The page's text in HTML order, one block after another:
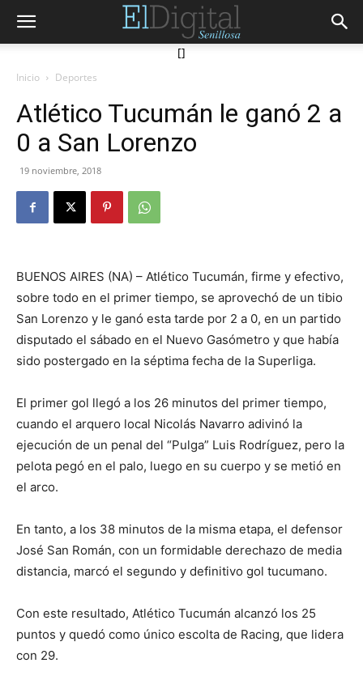
[]
Inicio Deportes
Atlético Tucumán le ganó 2 a
0 a San Lorenzo
19 noviembre, 2018
BUENOS AIRES (NA) – Atlético Tucumán, firme y efectivo,
sobre todo en el primer tiempo, se aprovechó de un tibio
San Lorenzo y le ganó esta tarde por 2 a 0, en un partido
disputado el sábado en el Nuevo Gasómetro y que había
sido postergado en la séptima fecha de la Superliga.
El primer gol llegó a los 26 minutos del primer tiempo,
cuando el arquero local Nicolás Navarro adivinó la
ejecución de un penal del “Pulga” Luis Rodríguez, pero la
pelota pegó en el palo, luego en su cuerpo y se metió en
el arco.
En tanto, a los 38 minutos de la misma etapa, el defensor
José San Román, con un formidable derechazo de media
distancia, marcó el segundo y definitivo gol tucumano.
Con este resultado, Atlético Tucumán alcanzó los 25
puntos y quedó como único escolta de Racing, que lidera
con 29.